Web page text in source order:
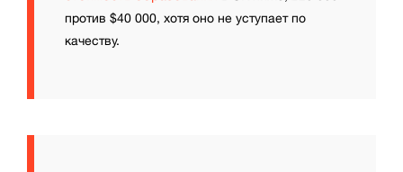
против $40 000, хотя оно не уступает по
качеству.